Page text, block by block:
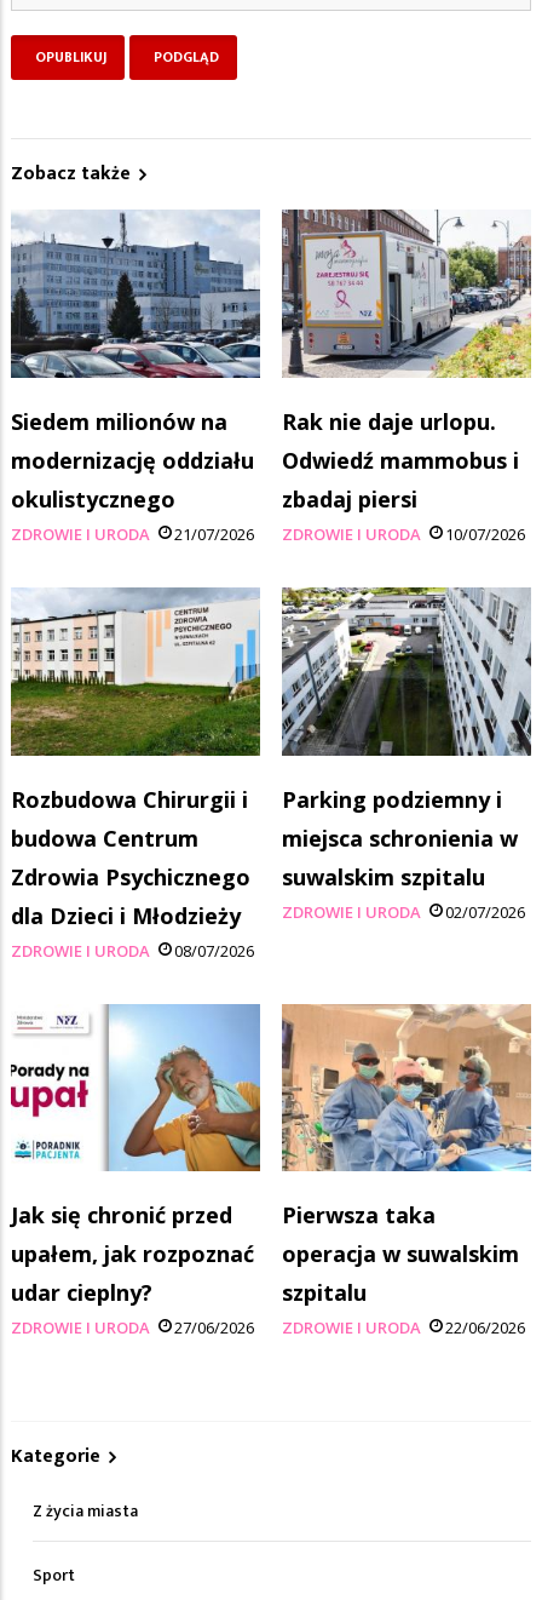
Zobacz także
Siedem milionów na
modernizację oddziału
okulistycznego
ZDROWIE I URODA 21/07/2026
Rak nie daje urlopu.
Odwiedź mammobus i
zbadaj piersi
ZDROWIE I URODA 10/07/2026
Rozbudowa Chirurgii i
budowa Centrum
Zdrowia Psychicznego
dla Dzieci i Młodzieży
ZDROWIE I URODA 08/07/2026
Parking podziemny i
miejsca schronienia w
suwalskim szpitalu
ZDROWIE I URODA 02/07/2026
Jak się chronić przed
upałem, jak rozpoznać
udar cieplny?
ZDROWIE I URODA 27/06/2026
Pierwsza taka
operacja w suwalskim
szpitalu
ZDROWIE I URODA 22/06/2026
Kategorie
Z życia miasta
Sport